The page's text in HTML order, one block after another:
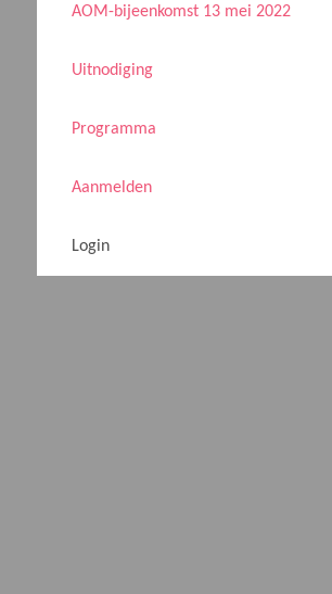
AOM-bijeenkomst 13 mei 2022
Uitnodiging
Programma
Aanmelden
Login